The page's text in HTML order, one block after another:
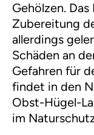
Gehölzen.
Zubereitung
allerdings
Schäden an
Gefahren für
findet in den
Obst-Hügel-
im